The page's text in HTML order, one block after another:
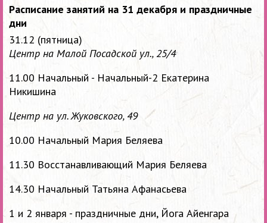
Расписание занятий на 31 декабря и праздничные
дни
31.12 (пятница)
Центр на Малой Посадской ул., 25/4
11.00 Начальный - Начальный-2 Екатерина
Никишина
Центр на ул. Жуковского, 49
10.00 Начальный Мария Беляева
11.30 Восстанавливающий Мария Беляева
14.30 Начальный Татьяна Афанасьева
1 и 2 января - праздничные дни, Йога Айенгара